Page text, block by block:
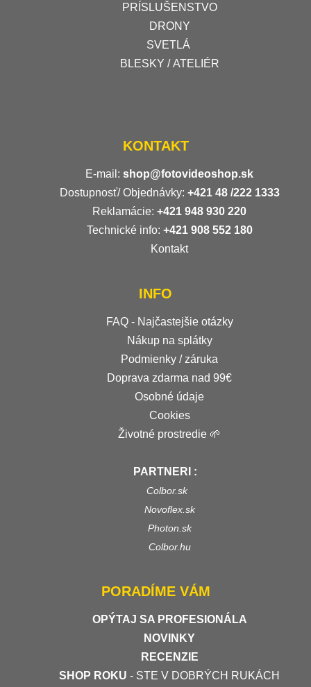
PRÍSLUŠENSTVO
DRONY
SVETLÁ
BLESKY / ATELIÉR
KONTAKT
E-mail: shop@fotovideoshop.sk
Dostupnosť/ Objednávky: +421 48 /222 1333
Reklamácie: +421 948 930 220
Technické info: +421 908 552 180
Kontakt
INFO
FAQ - Najčastejšie otázky
Nákup na splátky
Podmienky / záruka
Doprava zdarma nad 99€
Osobné údaje
Cookies
Životné prostredie 🌱
PARTNERI :
Colbor.sk
Novoflex.sk
Photon.sk
Colbor.hu
PORADÍME VÁM
OPÝTAJ SA PROFESIONÁLA
NOVINKY
RECENZIE
SHOP ROKU - STE V DOBRÝCH RUKÁCH